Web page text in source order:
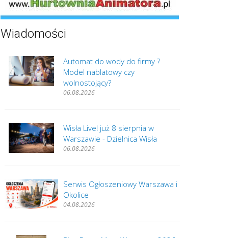
Wiadomości
Automat do wody do firmy ?
Model nablatowy czy
wolnostojący?
06.08.2026
Wisła Live! już 8 sierpnia w
Warszawie - Dzielnica Wisła
06.08.2026
Serwis Ogłoszeniowy Warszawa i
Okolice
04.08.2026